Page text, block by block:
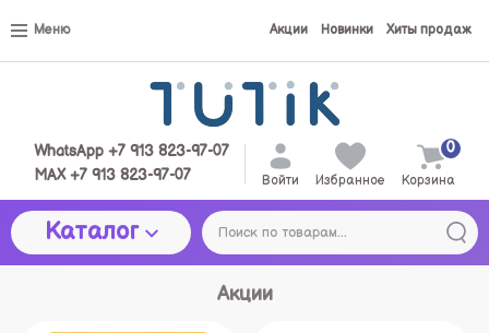
Меню Акции Новинки Хиты продаж
WhatsApp +7 913 823-97-07
MAX +7 913 823-97-07
Войти Избранное Корзина
0
Каталог
Акции